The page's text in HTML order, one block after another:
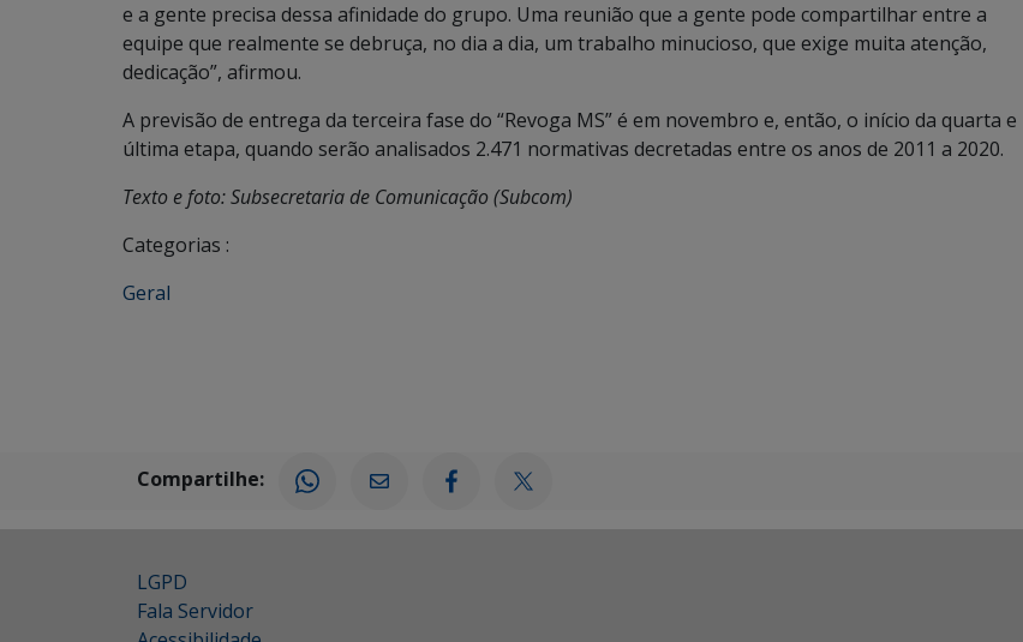
e a gente precisa dessa afinidade do grupo. Uma reunião que a gente pode compartilhar entre a
equipe que realmente se debruça, no dia a dia, um trabalho minucioso, que exige muita atenção,
dedicação”, afirmou.
A previsão de entrega da terceira fase do “Revoga MS” é em novembro e, então, o início da quarta e
última etapa, quando serão analisados 2.471 normativas decretadas entre os anos de 2011 a 2020.
Texto e foto: Subsecretaria de Comunicação (Subcom)
Categorias :
Geral
Compartilhe:
LGPD
Fala Servidor